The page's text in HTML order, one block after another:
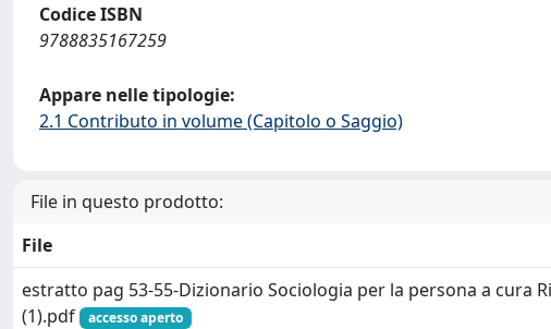
Codice ISBN
9788835167259
Appare nelle tipologie:
2.1 Contributo in volume (Capitolo o Saggio)
File in questo prodotto:
File
estratto pag 53-55-Dizionario Sociologia per la persona a cura
(1).pdf
accesso aperto